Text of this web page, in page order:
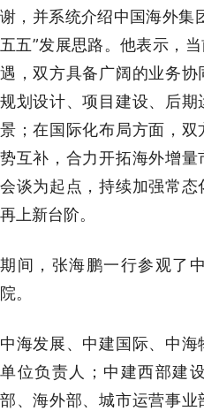
谢，并系统介绍中国海外集
五五”发展思路。他表示，
遇，双方具备广阔的业务协
规划设计、项目建设、后
景；在国际化布局方面，
势互补，合力开拓海外增
会谈为起点，持续加强常
再上新台阶。
期间，张海鹏一行参观了
院。
中海发展、中建国际、中
单位负责人；中建西部建
部、海外部、城市运营事